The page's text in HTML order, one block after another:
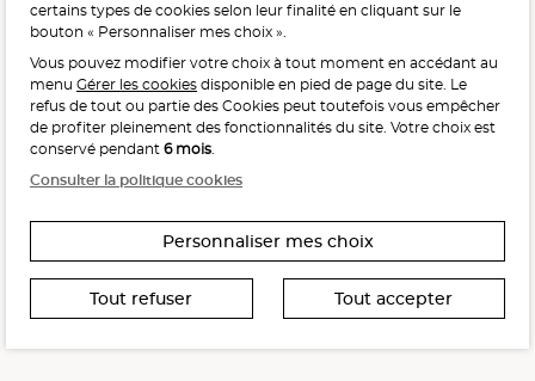
Interdiction de vente de boissons alcooliques
aux mineurs de moins de 18 ans
La preuve de majorité de l’acheteur est exigée au moment
de la vente en ligne.
CODE DE LA SANTÉ PUBLIQUE, ART. L. 3342-1 ET L. 3353-3
certains types de cookies selon leur finalité en cliquant sur le
bouton « Personnaliser mes choix ».
Vous pouvez modifier votre choix à tout moment en accédant au
menu Gérer les cookies disponible en pied de page du site. Le
refus de tout ou partie des Cookies peut toutefois vous empêcher
de profiter pleinement des fonctionnalités du site. Votre choix est
conservé pendant 6 mois.
Consulter la politique cookies
Personnaliser mes choix
Tout refuser Tout accepter